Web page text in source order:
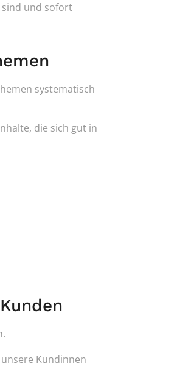
sind und sofort
systematisch
die sich gut in
.
Kundinnen